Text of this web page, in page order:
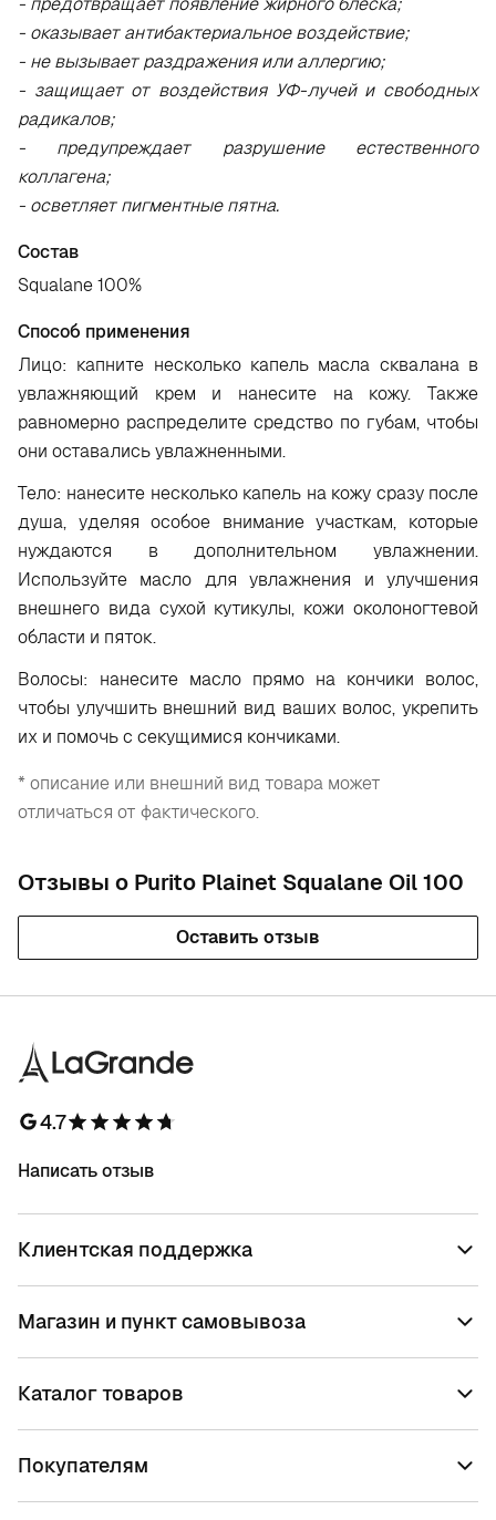
- оказывает антибактериальное воздействие;
- не вызывает раздражения или аллергию;
- защищает от воздействия УФ-лучей и свободных
радикалов;
- предупреждает разрушение естественного
коллагена;
- осветляет пигментные пятна.
Состав
Squalane 100%
Способ применения
Лицо: капните несколько капель масла сквалана в
увлажняющий крем и нанесите на кожу. Также
равномерно распределите средство по губам, чтобы
они оставались увлажненными.
Тело: нанесите несколько капель на кожу сразу после
душа, уделяя особое внимание участкам, которые
нуждаются в дополнительном увлажнении.
Используйте масло для увлажнения и улучшения
внешнего вида сухой кутикулы, кожи околоногтевой
области и пяток.
Волосы: нанесите масло прямо на кончики волос,
чтобы улучшить внешний вид ваших волос, укрепить
их и помочь с секущимися кончиками.
* описание или внешний вид товара может
отличаться от фактического.
Отзывы о Purito Plainet Squalane Oil 100
Оставить отзыв
4.7
Написать отзыв
Клиентская поддержка
Магазин и пункт самовывоза
Каталог товаров
Покупателям